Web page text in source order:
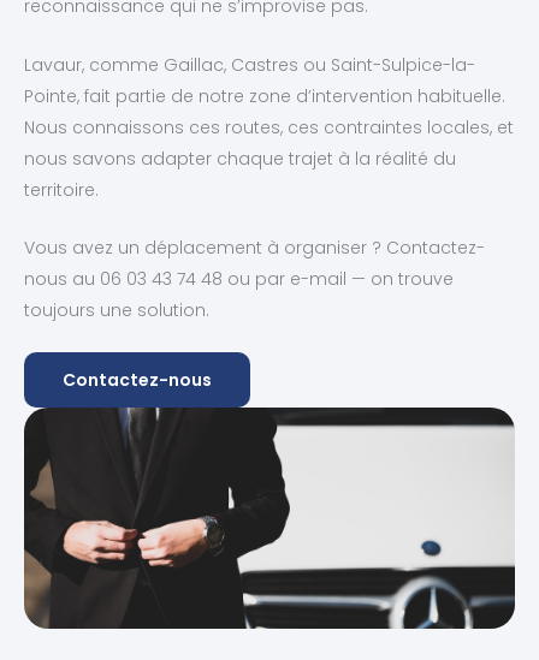
reconnaissance qui ne s’improvise pas.
Lavaur, comme Gaillac, Castres ou Saint-Sulpice-la-
Pointe, fait partie de notre zone d’intervention habituelle.
Nous connaissons ces routes, ces contraintes locales, et
nous savons adapter chaque trajet à la réalité du
territoire.
Vous avez un déplacement à organiser ? Contactez-
nous au 06 03 43 74 48 ou par e-mail — on trouve
toujours une solution.
Contactez-nous